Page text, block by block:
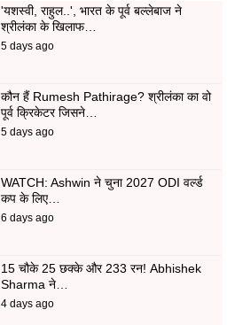
'यशस्वी, राहुल..', भारत के पूर्व बल्लेबाज ने
श्रीलंका के खिलाफ…
5 days ago
कौन हैं Rumesh Pathirage? श्रीलंका का वो
पूर्व क्रिकेटर जिसने…
5 days ago
WATCH: Ashwin ने चुना 2027 ODI वर्ल्ड
कप के लिए…
6 days ago
15 चौके 25 छक्के और 233 रन! Abhishek
Sharma ने…
4 days ago